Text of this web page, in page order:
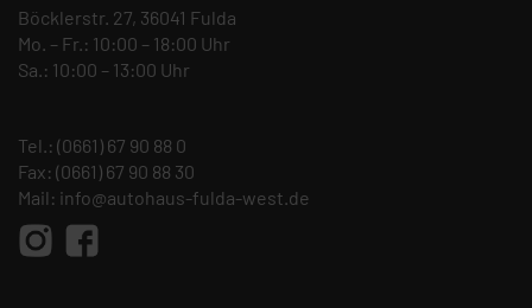
Böcklerstr. 27, 36041 Fulda
Mo. – Fr.: 10:00 – 18:00 Uhr
Sa.: 10:00 – 13:00 Uhr
Tel.: (0661) 67 90 88 0
Fax: (0661) 67 90 88 30
Mail: info@autohaus-fulda-west.de